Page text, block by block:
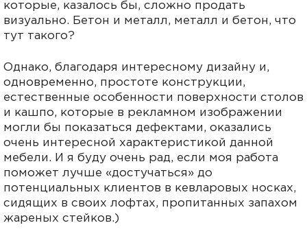
которые, казалось бы, сложно продать
визуально. Бетон и металл, металл и бетон, что
тут такого?
Однако, благодаря интересному дизайну и,
одновременно, простоте конструкции,
естественные особенности поверхности столов
и кашпо, которые в рекламном изображении
могли бы показаться дефектами, оказались
очень интересной характеристикой данной
мебели. И я буду очень рад, если моя работа
поможет лучше «достучаться» до
потенциальных клиентов в кевларовых носках,
сидящих в своих лофтах, пропитанных запахом
жареных стейков.)